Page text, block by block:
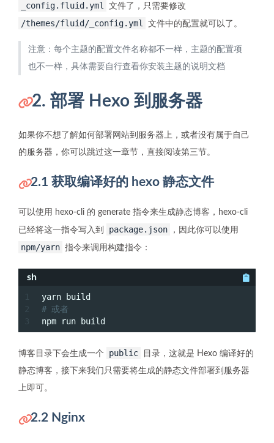
_config.fluid.yml 文件了，只需要修改
/themes/fluid/_config.yml 文件中的配置就可以了。
注意：每个主题的配置文件名称都不一样，主题的配置项
也不一样，具体需要自行查看你安装主题的说明文档
2. 部署 Hexo 到服务器
如果你不想了解如何部署网站到服务器上，或者没有属于自己
的服务器，你可以跳过这一章节，直接阅读第三节。
2.1 获取编译好的 hexo 静态文件
可以使用 hexo-cli 的 generate 指令来生成静态博客，hexo-cli
已经将这一指令写入到 package.json ，因此你可以使用
npm/yarn 指令来调用构建指令：
sh
3
yarn build
# 或者
npm run build
博客目录下会生成一个 public
目录，这就是 Hexo 编译好的
静态博客，接下来我们只需要将生成的静态文件部署到服务器
上即可。
2.2 Nginx